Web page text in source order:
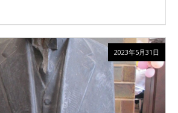
2023年5月31日